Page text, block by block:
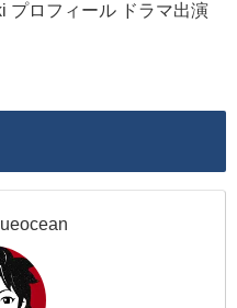
プロフィール ドラマ出演